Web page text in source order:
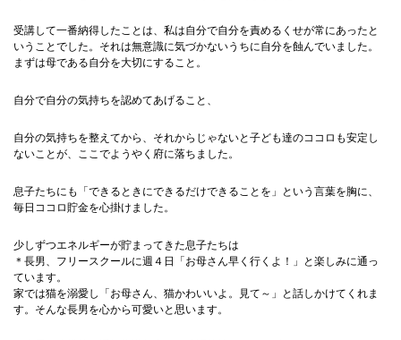
受講して一番納得したことは、私は自分で自分を責めるくせが常にあったと
いうことでした。それは無意識に気づかないうちに自分を蝕んでいました。
まずは母である自分を大切にすること。
自分で自分の気持ちを認めてあげること、
自分の気持ちを整えてから、それからじゃないと子ども達のココロも安定し
ないことが、ここでようやく府に落ちました。
息子たちにも「できるときにできるだけできることを」という言葉を胸に、
毎日ココロ貯金を心掛けました。
少しずつエネルギーが貯まってきた息子たちは
＊長男、フリースクールに週４日「お母さん早く行くよ！」と楽しみに通っ
ています。
家では猫を溺愛し「お母さん、猫かわいいよ。見て～」と話しかけてくれま
す。そんな長男を心から可愛いと思います。